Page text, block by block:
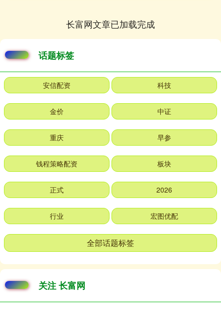
长富网文章已加载完成
话题标签
安信配资 科技
金价 中证
重庆 早参
钱程策略配资 板块
正式 2026
行业 宏图优配
全部话题标签
关注 长富网